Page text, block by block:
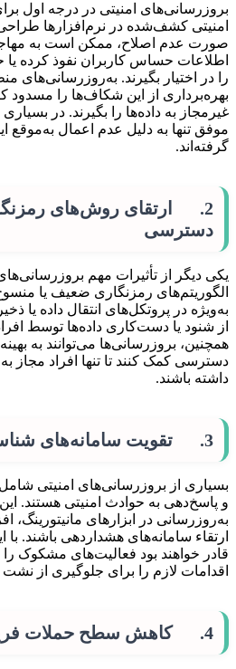
بروزرسانی‌های امنیتی در درجه اول
امنیتی کشف‌شده در نرم‌افزارها
صورت عدم اصلاح، ممکن است به
اطلاعات حساس کاربران نفوذ کرده
را در اختیار بگیرند. به‌روزرسانی‌های
بهره‌برداری از این شکاف‌ها را
غیرمجاز به داده‌ها را بگیرند. در
موفق تنها به دلیل عدم اعمال
گرفته‌اند.
2. ارتقای روش‌های
دسترسی
یکی دیگر از تأثیرات مهم
الگوریتم‌های رمزنگاری ضعیف یا
به‌ویژه در پروتکل‌های انتقال داده یا
از شنود یا دست‌کاری داده‌ها توسط
همچنین، بروزرسانی‌ها می‌توانند به
دسترسی کمک کنند تا تنها افراد
داشته باشند.
3. تقویت سامانه‌های شناسایی تهدید و واکنش
بسیاری از بروزرسانی‌های امنیتی
و پاسخ‌دهی به حوادث امنیتی هستند.
به‌روزرسانی در ابزارهای مانیتورینگ،
ارتقاء سامانه‌های هشداردهی باشند. با
قادر خواهند بود فعالیت‌های مشکوک
اقدامات لازم را برای جلوگیری از نشت
4. کاهش سطح حملات فریب‌کارانه به کاربران